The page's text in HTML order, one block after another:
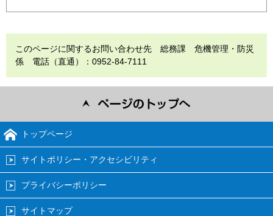
このページに関するお問い合わせ先 総務課 危機管理・防災
係 電話（直通）：0952-84-7111
トップページ
サイトポリシー・アクセシビリティ
プライバシーポリシー
サイトマップ